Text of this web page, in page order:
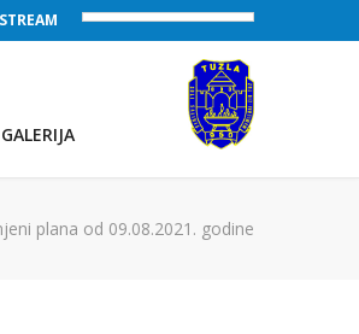
, Salinitet: 32 g/L)
GALERIJA
plana od 09.08.2021. godine